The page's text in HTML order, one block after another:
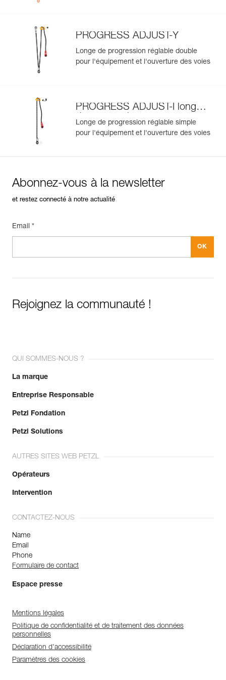
Importez et exportez facilement vos données EPI
existantes.
Voir l'historique d'un produit à partir de sa date de
fabrication.
PROGRESS ADJUST-Y
Longe de progression réglable double
pour l'équipement et l'ouverture des voies
PROGRESS ADJUST-I longe
de progression
Longe de progression réglable simple
pour l'équipement et l'ouverture des voies
Abonnez-vous à la newsletter
et restez connecté à notre actualité
Email *
Rejoignez la communauté !
QUI SOMMES-NOUS ?
La marque
Entreprise Responsable
Petzl Fondation
Petzl Solutions
AUTRES SITES WEB PETZL
Opérateurs
Intervention
CONTACTEZ-NOUS
Name
Email
Phone
Formulaire de contact
Espace presse
Mentions légales
Politique de confidentialité et de traitement des données
personnelles
Déclaration d'accessibilité
Paramètres des cookies